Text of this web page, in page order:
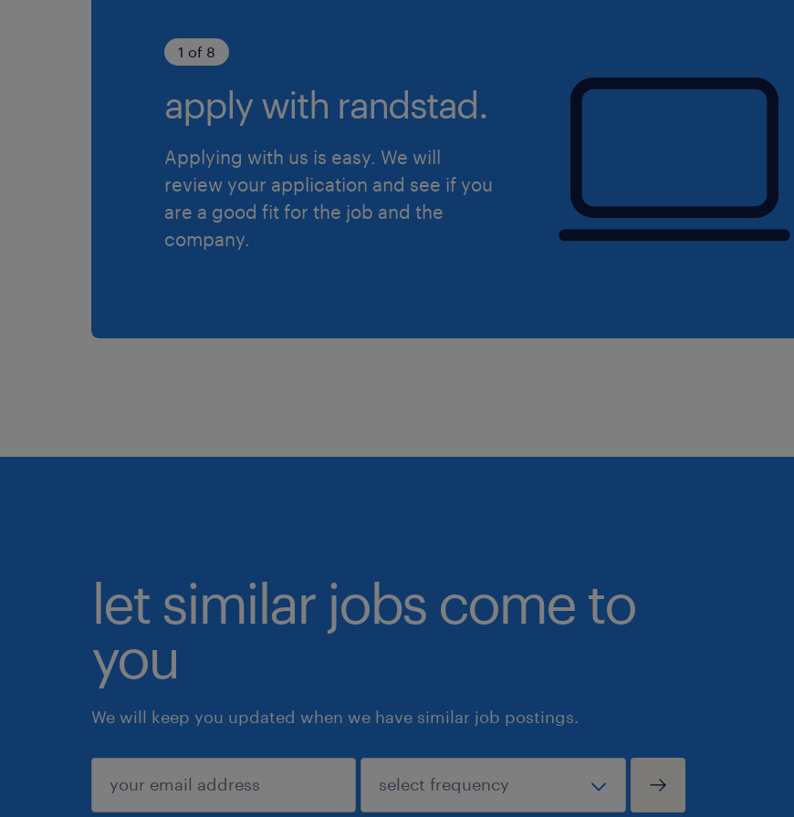
1 of 8
apply with randstad.
Applying with us is easy. We will
review your application and see if you
are a good fit for the job and the
company.
let similar jobs come to
you
We will keep you updated when we have similar job postings.
submit